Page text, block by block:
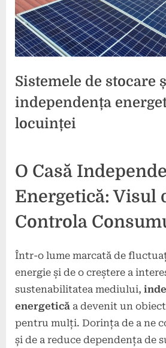
Sistemele de stocare
independența
locuinței
on
noiembrie
2024
O Casă
Energetică: Visul
Controla
Într-o lume marcată de
energie și de o creștere a
sustenabilitatea mediului,
energetică a devenit un
pentru mulți. Dorința de a ne
și de a reduce dependența de